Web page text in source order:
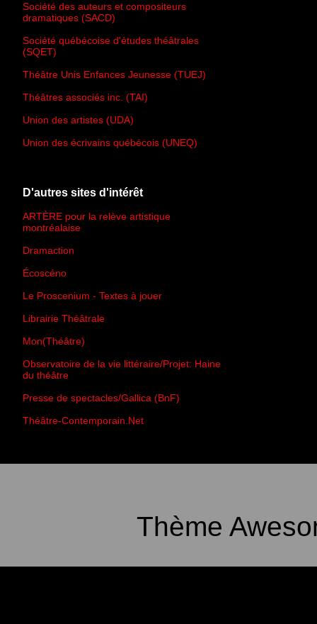
Société des auteurs et compositeurs
dramatiques (SACD)
Société québécoise d'études théâtrales
(SQET)
Théâtre Unis Enfances Jeunesse (TUEJ)
Théâtres associés inc. (TAI)
Union des artistes (UDA)
Union des écrivains québécois (UNEQ)
D'autres sites d'intérêt
ARTÈRE pour la relève artistique
montréalaise
Dramaction
Écoscéno
Le Proscenium - Textes à jouer
Librairie Théâtrale
Mon(Théâtre)
Observatoire de la vie littéraire/Projet: Haine
du théâtre
Presse de spectacles/Gallica (BnF)
Théâtre-Contemporain.Net
Thème